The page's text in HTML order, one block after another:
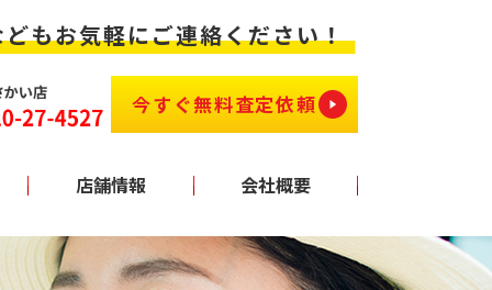
もお気軽にご連絡ください！
今すぐ無料査定依頼！
店舗情報 会社概要